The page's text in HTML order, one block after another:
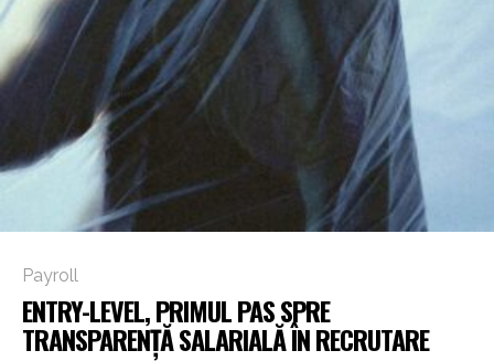
Payroll
ENTRY-LEVEL, PRIMUL PAS SPRE
TRANSPARENȚĂ SALARIALĂ ÎN RECRUTARE